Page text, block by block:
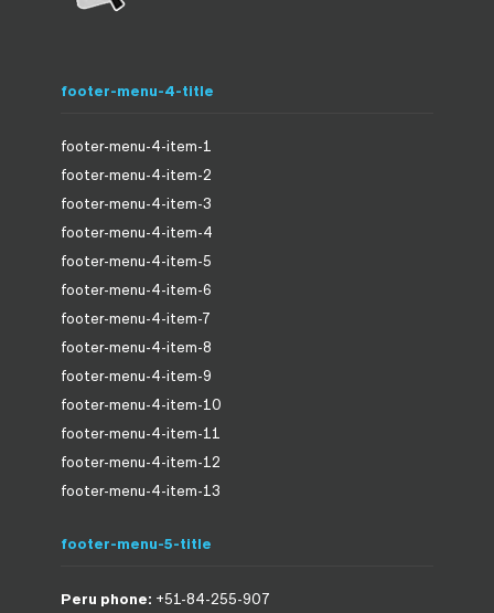
footer-menu-4-title
footer-menu-4-item-1
footer-menu-4-item-2
footer-menu-4-item-3
footer-menu-4-item-4
footer-menu-4-item-5
footer-menu-4-item-6
footer-menu-4-item-7
footer-menu-4-item-8
footer-menu-4-item-9
footer-menu-4-item-10
footer-menu-4-item-11
footer-menu-4-item-12
footer-menu-4-item-13
footer-menu-5-title
Peru phone: +51-84-255-907